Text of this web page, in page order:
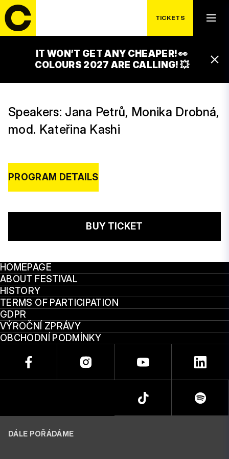
TICKETS
IT WON’T GET ANY CHEAPER! 👀
COLOURS 2027 ARE CALLING! 💥
INDUSTRY AND
BUSINESS
17:30 – 18:30
UNIVERCITY OSTRAVA!!! STAGE
Speakers: Jana Petrů, Monika Drobná,
mod. Kateřina Kashi
PROGRAM DETAILS
BUY TICKET
HOMEPAGE
ABOUT FESTIVAL
HISTORY
TERMS OF PARTICIPATION
GDPR
VÝROČNÍ ZPRÁVY
OBCHODNÍ PODMÍNKY
DÁLE POŘÁDÁME